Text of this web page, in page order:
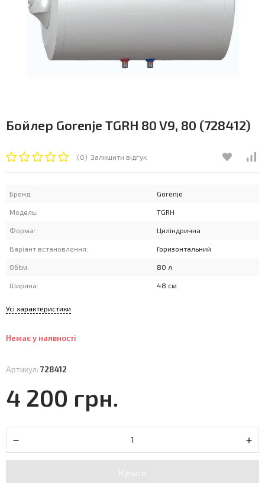
Бойлер Gorenje TGRH 80 V9, 80 (728412)
(0) Залишити відгук
Бренд: Gorenje
Модель: TGRH
Форма: Циліндрична
Варіант встановлення: Горизонтальний
Об`єм: 80 л
Ширина: 48 см
Усі характеристики
Немає у наявності
Артикул: 728412
4 200 грн.
Купити